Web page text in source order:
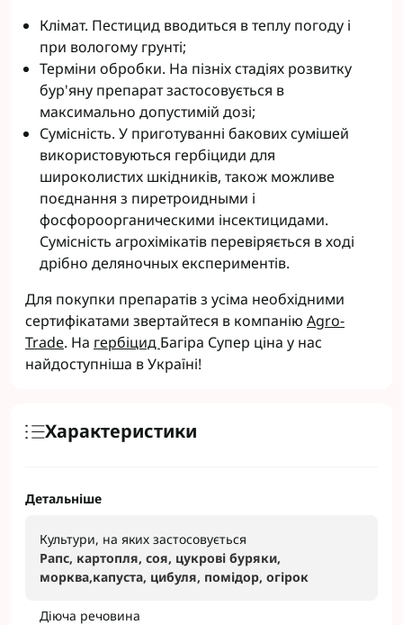
Клімат. Пестицид вводиться в теплу погоду і
при вологому грунті;
Терміни обробки. На пізніх стадіях розвитку
бур'яну препарат застосовується в
максимально допустимій дозі;
Сумісність. У приготуванні бакових сумішей
використовуються гербіциди для
широколистих шкідників, також можливе
поєднання з пиретроидными і
фосфороорганическими інсектицидами.
Сумісність агрохімікатів перевіряється в ході
дрібно деляночных експериментів.
Для покупки препаратів з усіма необхідними
сертифікатами звертайтеся в компанію Agro-
Trade. На гербіцид Багіра Супер ціна у нас
найдоступніша в Україні!
Характеристики
Детальніше
Культури, на яких застосовується
Рапс, картопля, соя, цукрові буряки,
морква,капуста, цибуля, помідор, огірок
Діюча речовина